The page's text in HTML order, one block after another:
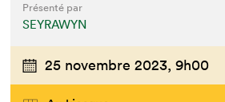
Présenté par
SEYRAWYN
25 novembre 2023, 9h00